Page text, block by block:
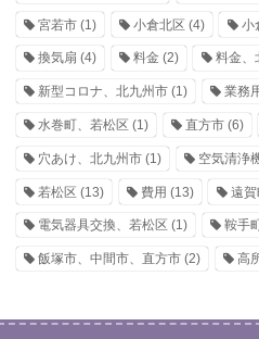
宮若市 (1) 小倉北区 (4) 小
換気扇 (4) 料金 (2) 料金、
新型コロナ、北九州市 (1) 業務
水巻町、若松区 (1) 直方市(6)
穴あけ、北九州市 (1) 空気清浄
若松区 (13) 費用 (13) 遠賀
電気器具交換、若松区 (1) 鞍手
飯塚市、中間市、直方市 (2) 高